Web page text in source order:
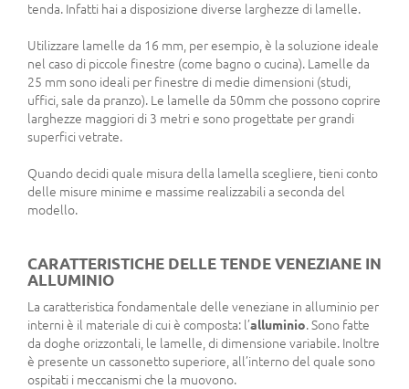
tenda. Infatti hai a disposizione diverse larghezze di lamelle.
Utilizzare lamelle da 16 mm, per esempio, è la soluzione ideale
nel caso di piccole finestre (come bagno o cucina). Lamelle da
25 mm sono ideali per finestre di medie dimensioni (studi,
uffici, sale da pranzo). Le lamelle da 50mm che possono coprire
larghezze maggiori di 3 metri e sono progettate per grandi
superfici vetrate.
Quando decidi quale misura della lamella scegliere, tieni conto
delle misure minime e massime realizzabili a seconda del
modello.
CARATTERISTICHE DELLE TENDE VENEZIANE IN
ALLUMINIO
La caratteristica fondamentale delle veneziane in alluminio per
interni è il materiale di cui è composta: l’alluminio. Sono fatte
da doghe orizzontali, le lamelle, di dimensione variabile. Inoltre
è presente un cassonetto superiore, all’interno del quale sono
ospitati i meccanismi che la muovono.